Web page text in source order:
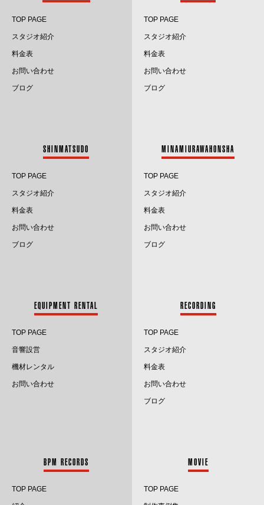
2024.3
2024.2
2024.1
2023.8
2023.4
2023.2
2023.1
2022.9
TOP PAGE
スタジオ紹介
料金表
お問い合わせ
ブログ
TOP PAGE
スタジオ紹介
料金表
お問い合わせ
ブログ
SHINMATSUDO
TOP PAGE
スタジオ紹介
料金表
お問い合わせ
ブログ
MINAMIURAWAHONSHA
TOP PAGE
スタジオ紹介
料金表
お問い合わせ
ブログ
EQUIPMENT RENTAL
TOP PAGE
音響設営
機材レンタル
お問い合わせ
RECORDING
TOP PAGE
スタジオ紹介
料金表
お問い合わせ
ブログ
BPM RECORDS
TOP PAGE
MOVIE
TOP PAGE